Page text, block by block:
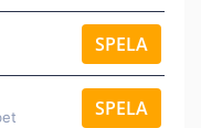
SPELA
SPELA